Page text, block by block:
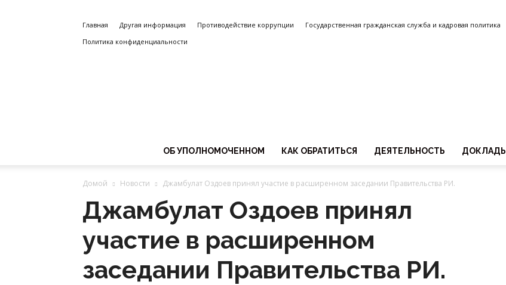
Главная Другая информация Противодействие коррупции Государственная гражданская служба и кадровая политика
Политика конфиденциальности
ОБ УПОЛНОМОЧЕННОМ КАК ОБРАТИТЬСЯ ДЕЯТЕЛЬНОСТЬ ДОКЛАДЫ
Домой Новости Джамбулат Оздоев принял участие в расширенном заседании Правительства РИ.
Джамбулат Оздоев принял
участие в расширенном
заседании Правительства РИ.